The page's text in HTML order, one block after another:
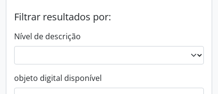
Filtrar resultados por:
Nível de descrição
objeto digital disponível